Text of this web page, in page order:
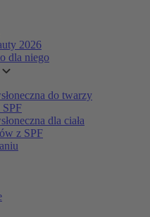
2026
dla niego
do twarzy
dla ciała
z SPF